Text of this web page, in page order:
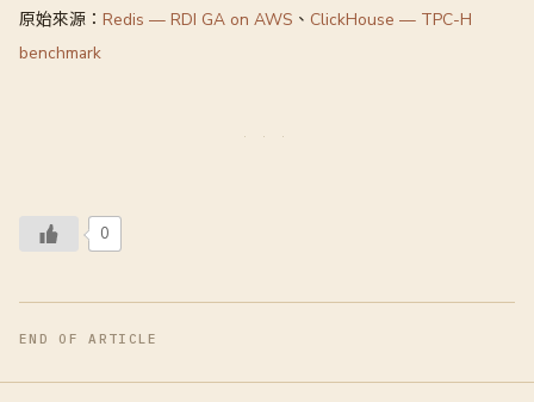
原始來源： Redis — RDI GA on AWS 、 ClickHouse — TPC-H
benchmark
0
END OF ARTICLE